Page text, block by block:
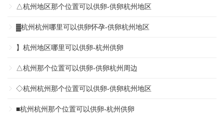
△杭州地区那个位置可以供卵-供卵杭州地区
▓杭州杭州哪里可以供卵怀孕-供卵杭州地区
】杭州地区哪里可以供卵-杭州供卵
△杭州那个位置可以供卵-供卵杭州周边
◇杭州杭州那个位置可以供卵-供卵杭州地区
■杭州杭州那个位置可以供卵-杭州供卵